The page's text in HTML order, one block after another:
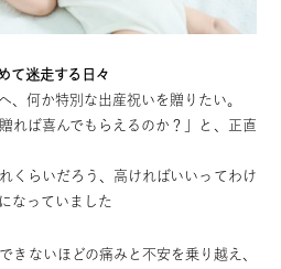
て迷走する日々
、何か特別な出産祝いを贈りたい。
れば喜んでもらえるのか？」と、正直
くらいだろう、高ければいいってわけ
なっていました
きないほどの痛みと不安を乗り越え、